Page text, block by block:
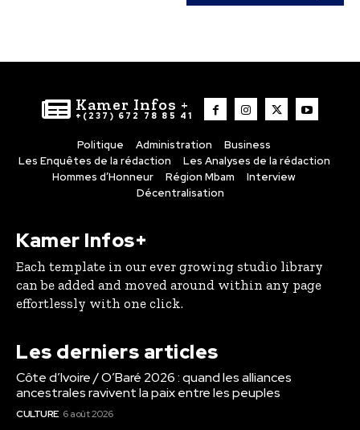
Kamer Infos +
+(237) 672 78 85 41
Politique Administration
Business
Les Enquêtes de la rédaction
Les Analyses de la rédaction
Hommes d’Honneur
Région Mbam
Interview
Décentralisation
Kamer Infos+
Each template in our ever growing studio library
can be added and moved around within any page
effortlessly with one click.
Les derniers articles
Côte d’Ivoire / O’Baré 2026 : quand les alliances
ancestrales ravivent la paix entre les peuples
CULTURE 6 août 2026